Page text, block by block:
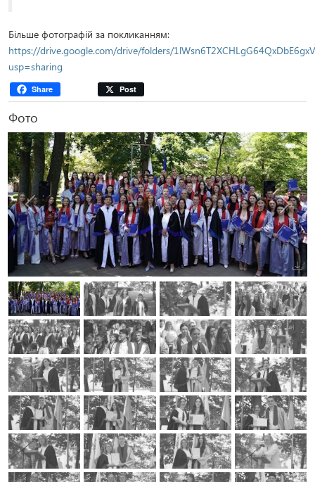
Більше фотографій за покликанням:
https://drive.google.com/drive/folders/
usp=sharing
Share Post
Фото
Попередня